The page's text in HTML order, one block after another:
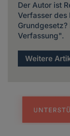
Der Autor ist
Verfasser des
Verfassung".
Weitere